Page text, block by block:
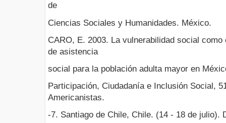
de
Ciencias Sociales y Humanidades. México.
CARO, E. 2003. La vulnerabilidad social
de asistencia
social para la población adulta mayor en
Participación, Ciudadanía e Inclusión Social,
Americanistas.
-7. Santiago de Chile, Chile. (14 - 18 de julio).